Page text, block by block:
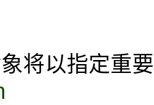
将以指定重